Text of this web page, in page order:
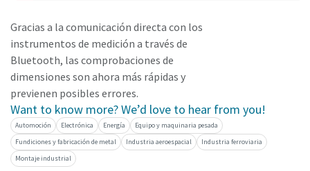
Gracias a la comunicación directa con los
instrumentos de medición a través de
Bluetooth, las comprobaciones de
dimensiones son ahora más rápidas y
previenen posibles errores.
Want to know more? We’d love to hear from you!
Automoción Electrónica Energía
Equipo y maquinaria pesada
Fundiciones y fabricación de metal
Industria aeroespacial
Industria ferroviaria
Montaje industrial